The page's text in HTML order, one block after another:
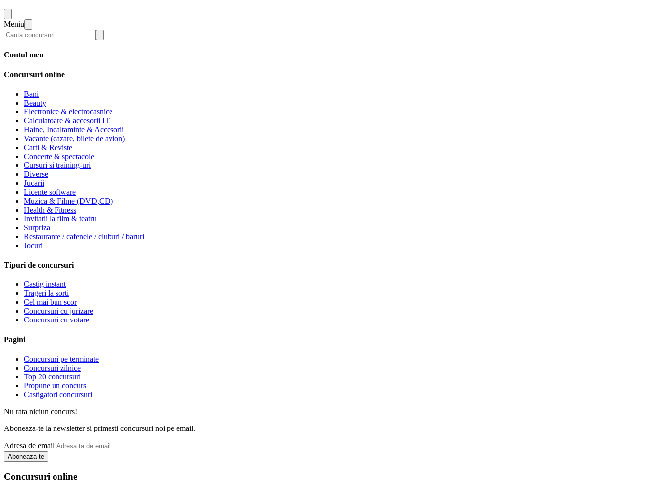
Meniu
Contul meu
Concursuri online
Bani
Beauty
Electronice & electrocasnice
Calculatoare & accesorii IT
Haine, Incaltaminte & Accesorii
Vacante (cazare, bilete de avion)
Carti & Reviste
Concerte & spectacole
Cursuri si training-uri
Diverse
Jucarii
Licente software
Muzica & Filme (DVD,CD)
Health & Fitness
Invitatii la film & teatru
Surpriza
Restaurante / cafenele / cluburi / baruri
Jocuri
Tipuri de concursuri
Castig instant
Trageri la sorti
Cel mai bun scor
Concursuri cu jurizare
Concursuri cu votare
Pagini
Concursuri pe terminate
Concursuri zilnice
Top 20 concursuri
Propune un concurs
Castigatori concursuri
Nu rata niciun concurs!
Aboneaza-te la newsletter si primesti concursuri noi pe email.
Adresa de email
Aboneaza-te
Concursuri online